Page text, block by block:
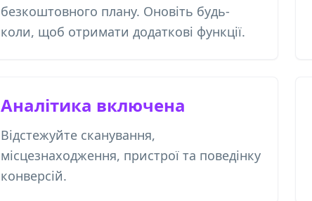
безкоштовного плану. Оновіть будь-
коли, щоб отримати додаткові функції.
Аналітика включена
Відстежуйте сканування,
місцезнаходження, пристрої та поведінку
конверсій.